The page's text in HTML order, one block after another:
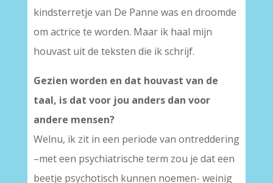
kindsterretje van De Panne was en droomde
om actrice te worden. Maar ik haal mijn
houvast uit de teksten die ik schrijf.
Gezien worden en dat houvast van de
taal, is dat voor jou anders dan voor
andere mensen?
Welnu, ik zit in een periode van ontreddering
–met een psychiatrische term zou je dat een
beetje psychotisch kunnen noemen- weinig